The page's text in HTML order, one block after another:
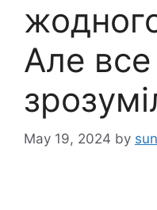
Але
May 19, 2024 by